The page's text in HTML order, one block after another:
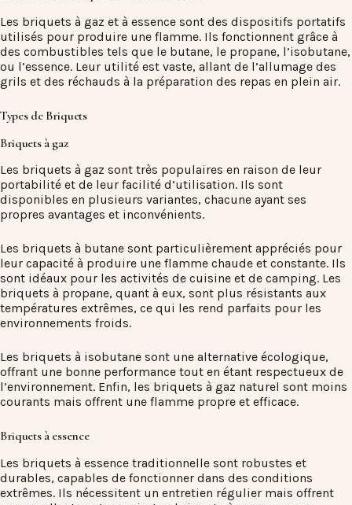
Les briquets à gaz et à essence sont des dispositifs portatifs
utilisés pour produire une flamme. Ils fonctionnent grâce à
des combustibles tels que le butane, le propane, l’isobutane,
ou l’essence. Leur utilité est vaste, allant de l’allumage des
grils et des réchauds à la préparation des repas en plein air.
Types de Briquets
Briquets à gaz
Les briquets à gaz sont très populaires en raison de leur
portabilité et de leur facilité d’utilisation. Ils sont
disponibles en plusieurs variantes, chacune ayant ses
propres avantages et inconvénients.
Les briquets à butane sont particulièrement appréciés pour
leur capacité à produire une flamme chaude et constante. Ils
sont idéaux pour les activités de cuisine et de camping. Les
briquets à propane, quant à eux, sont plus résistants aux
températures extrêmes, ce qui les rend parfaits pour les
environnements froids.
Les briquets à isobutane sont une alternative écologique,
offrant une bonne performance tout en étant respectueux de
l’environnement. Enfin, les briquets à gaz naturel sont moins
courants mais offrent une flamme propre et efficace.
Briquets à essence
Les briquets à essence traditionnelle sont robustes et
durables, capables de fonctionner dans des conditions
extrêmes. Ils nécessitent un entretien régulier mais offrent